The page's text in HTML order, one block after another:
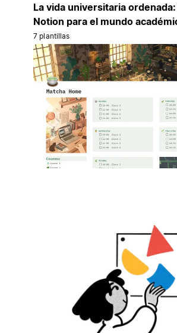
La vida universitaria
Notion para el mundo
7 plantillas